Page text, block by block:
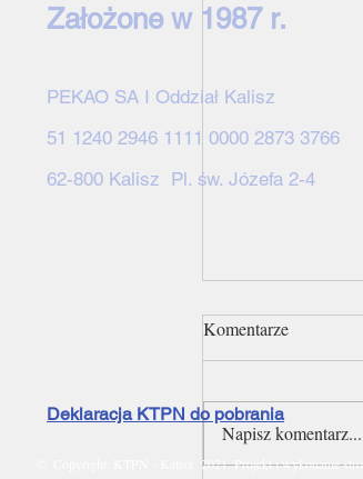
Komentarze
Napisz komentarz...
Założone w 1987 r.
PEKAO SA I Oddział Kalisz
51 1240 2946 1111 0000 2873 3766
62-800 Kalisz Pl. św. Józefa 2-4
Deklaracja KTPN do pobrania
Copyright: KTPN - Kalisz 2021. Projekt i wykonanie